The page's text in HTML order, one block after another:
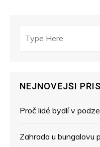
NEJNOVĚJŠÍ
Proč lidé bydlí v
Zahrada u bungalovu